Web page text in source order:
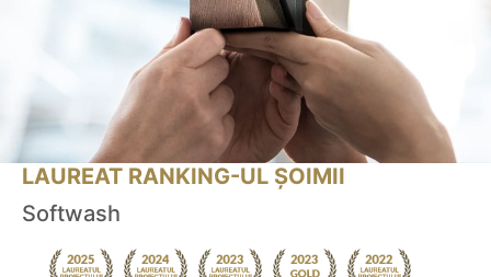
LAUREAT RANKING-UL ȘOIMII
Softwash